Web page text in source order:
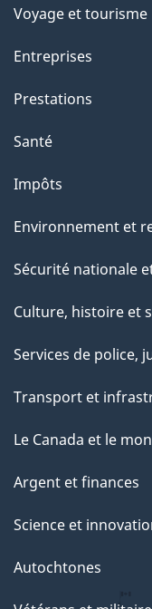
e
t
e
a
g
Voyage et tourisme
Entreprises
Prestations
Santé
Impôts
Environnement et
Sécurité nationale
Culture, histoire et
Services de police,
Transport et
Le Canada et le
Argent et finances
Science et
Autochtones